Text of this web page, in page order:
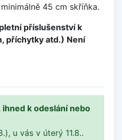
45 cm skříňka.
příslušenství k
příchytky atd.) Není
k odeslání nebo
u vás v úterý 11.8..